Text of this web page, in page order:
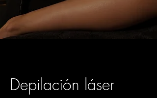
Depilación láser